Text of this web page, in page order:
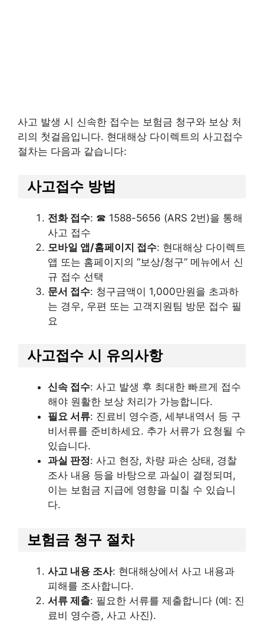
사고 발생 시 신속한 접수는 보험금 청구와 보상 처
리의 첫걸음입니다. 현대해상 다이렉트의 사고접수
절차는 다음과 같습니다:
사고접수 방법
전화 접수: ☎ 1588-5656 (ARS 2번)을 통해
사고 접수
모바일 앱/홈페이지 접수: 현대해상 다이렉트
앱 또는 홈페이지의 “보상/청구” 메뉴에서 신
규 접수 선택
문서 접수: 청구금액이 1,000만원을 초과하
는 경우, 우편 또는 고객지원팀 방문 접수 필
요
사고접수 시 유의사항
신속 접수: 사고 발생 후 최대한 빠르게 접수
해야 원활한 보상 처리가 가능합니다.
필요 서류: 진료비 영수증, 세부내역서 등 구
비서류를 준비하세요. 추가 서류가 요청될 수
있습니다.
과실 판정: 사고 현장, 차량 파손 상태, 경찰
조사 내용 등을 바탕으로 과실이 결정되며,
이는 보험금 지급에 영향을 미칠 수 있습니
다.
보험금 청구 절차
사고 내용 조사: 현대해상에서 사고 내용과
피해를 조사합니다.
서류 제출: 필요한 서류를 제출합니다 (예: 진
료비 영수증, 사고 사진).